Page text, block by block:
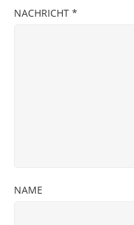
NACHRICHT *
NAME